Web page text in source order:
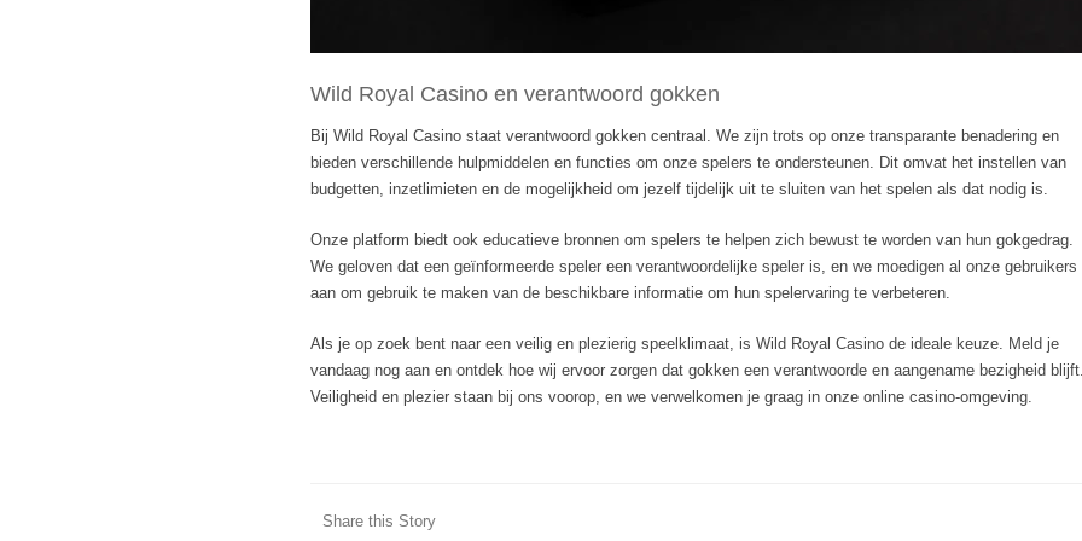
Wild Royal Casino en verantwoord gokken
Bij Wild Royal Casino staat verantwoord gokken centraal. We zijn trots op onze transparante benadering en
bieden verschillende hulpmiddelen en functies om onze spelers te ondersteunen. Dit omvat het instellen van
budgetten, inzetlimieten en de mogelijkheid om jezelf tijdelijk uit te sluiten van het spelen als dat nodig is.
Onze platform biedt ook educatieve bronnen om spelers te helpen zich bewust te worden van hun gokgedrag.
We geloven dat een geïnformeerde speler een verantwoordelijke speler is, en we moedigen al onze gebruikers
aan om gebruik te maken van de beschikbare informatie om hun spelervaring te verbeteren.
Als je op zoek bent naar een veilig en plezierig speelklimaat, is Wild Royal Casino de ideale keuze. Meld je
vandaag nog aan en ontdek hoe wij ervoor zorgen dat gokken een verantwoorde en aangename bezigheid
Veiligheid en plezier staan bij ons voorop, en we verwelkomen je graag in onze online casino-omgeving.
Share this Story